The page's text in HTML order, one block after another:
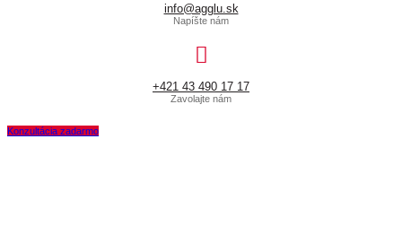
info@agglu.sk
Napíšte nám
+421 43 490 17 17
Zavolajte nám
Konzultácia zadarmo